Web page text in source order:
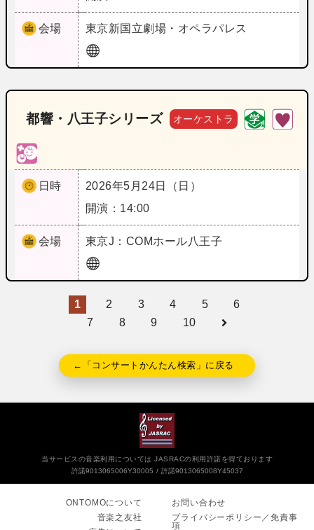
会場 東京新国立劇場・オペラパレス
都響・八王子シリーズ オーケストラ
日時
2026年5月24日（日）
開演：14:00
会場 東京J：COMホール八王子
1 2 3 4 5
6
7
8 9 10
←「コンサートかんたん検索」に戻る
当サービスの音楽利用については JASRACの利用許諾を得ております
許諾9013065006Y30005
許諾9013065008Y45037
ONTOMOについて
音楽之友社
お問い合わせ
プライバシーポリシー／免責事
項